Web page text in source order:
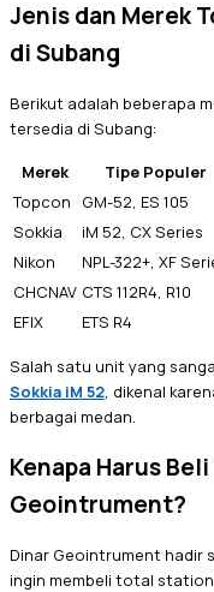
Jenis dan Merek
di Subang
Berikut adalah beberapa
tersedia di Subang:
Merek Tipe Populer
Topcon
GM-52, ES 105
Sokkia
iM 52, CX Series
Nikon
NPL-322+, XF
CHCNAV CTS 112R4, R10
EFIX
ETS R4
Salah satu unit yang
Sokkia iM 52, dikenal
berbagai medan.
Kenapa Harus
Geointrument?
Dinar Geointrument hadir
ingin membeli total